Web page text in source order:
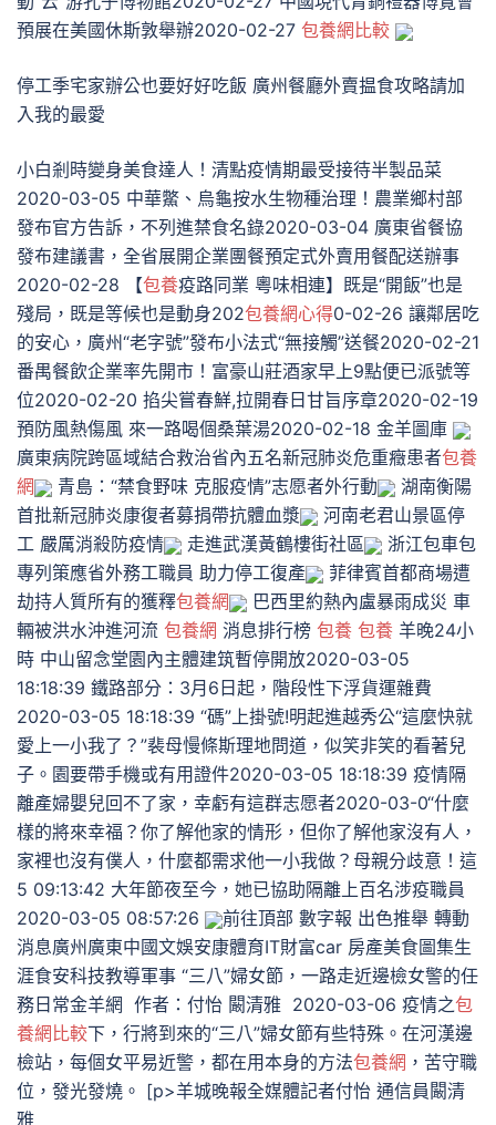
預展在美國休斯敦舉辦2020-02-27 包養網比較
停工季宅家辦公也要好好吃飯 廣州餐廳外賣揾食攻略請加
入我的最愛
小白剎時變身美食達人！清點疫情期最受接待半製品菜
2020-03-05 中華鱉、烏龜按水生物種治理！農業鄉村部
發布官方告訴，不列進禁食名錄2020-03-04 廣東省餐協
發布建議書，全省展開企業團餐預定式外賣用餐配送辦事
2020-02-28 【包養疫路同業 粵味相連】既是“開飯”也是
殘局，既是等候也是動身202包養網心得0-02-26 讓鄰居吃
的安心，廣州“老字號”發布小法式“無接觸”送餐2020-02-21
番禺餐飲企業率先開市！富豪山莊酒家早上9點便已派號等
位2020-02-20 掐尖嘗春鮮,拉開春日甘旨序章2020-02-19
預防風熱傷風 來一路喝個桑葉湯2020-02-18 金羊圖庫
廣東病院跨區域結合救治省內五名新冠肺炎危重癥患者包養
網
青島：“禁食野味 克服疫情”志愿者外行動
湖南衡陽
首批新冠肺炎康復者募捐帶抗體血漿
河南老君山景區停
工 嚴厲消殺防疫情
走進武漢黃鶴樓街社區
浙江包車包
專列策應省外務工職員 助力停工復產
菲律賓首都商場遭
劫持人質所有的獲釋包養網
巴西里約熱內盧暴雨成災 車
輛被洪水沖進河流 包養網 消息排行榜 包養 包養 羊晚24小
時 中山留念堂園內主體建筑暫停開放2020-03-05
18:18:39 鐵路部分：3月6日起，階段性下浮貨運雜費
2020-03-05 18:18:39 “碼”上掛號!明起進越秀公“這麼快就
愛上一小我了？”裴母慢條斯理地問道，似笑非笑的看著兒
子。園要帶手機或有用證件2020-03-05 18:18:39 疫情隔
離產婦嬰兒回不了家，幸虧有這群志愿者2020-03-0“什麼
樣的將來幸福？你了解他家的情形，但你了解他家沒有人，
家裡也沒有僕人，什麼都需求他一小我做？母親分歧意！這
5 09:13:42 大年節夜至今，她已協助隔離上百名涉疫職員
2020-03-05 08:57:26
前往頂部 數字報 出色推舉 轉動
消息廣州廣東中國文娛安康體育IT財富car 房產美食圖集生
涯食安科技教導軍事 “三八”婦女節，一路走近邊檢女警的任
務日常金羊網 作者：付怡 闞清雅 2020-03-06 ​疫情之包
養網比較下，行將到來的“三八”婦女節有些特殊。在河漢邊
檢站，每個女平易近警，都在用本身的方法包養網 ，苦守職
位，發光發燒。 [p>羊城晚報全媒體記者付怡 通信員闞清
雅